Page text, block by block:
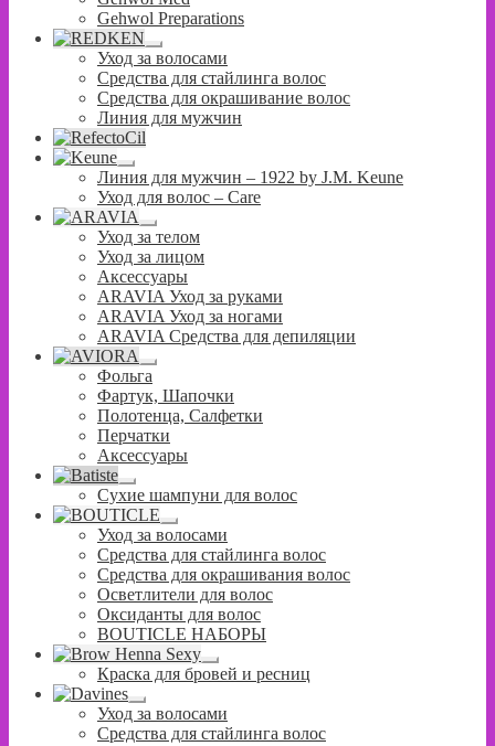
меню
Gehwol Preparations
Развернутое
вложенное
меню
Уход за волосами
Средства для стайлинга волос
Средства для окрашивание волос
Линия для мужчин
Развернутое
вложенное
меню
Линия для мужчин – 1922 by J.M. Keune
Уход для волос – Сare
Развернутое
вложенное
меню
Уход за телом
Уход за лицом
Аксессуары
ARAVIA Уход за руками
ARAVIA Уход за ногами
ARAVIA Средства для депиляции
Развернутое
вложенное
меню
Фольга
Фартук, Шапочки
Полотенца, Салфетки
Перчатки
Аксессуары
Развернутое
вложенное
меню
Сухие шампуни для волос
Развернутое
вложенное
меню
Уход за волосами
Средства для стайлинга волос
Средства для окрашивания волос
Осветлители для волос
Оксиданты для волос
BOUTICLE НАБОРЫ
Развернутое
вложенное
Краска для бровей и ресниц
Развернутое
вложенное
меню
Уход за волосами
Средства для стайлинга волос